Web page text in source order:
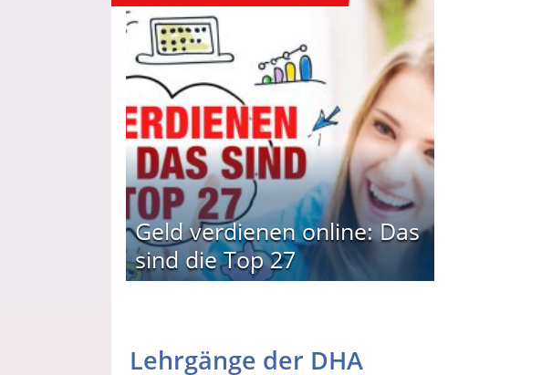
Geld verdienen online: Das
sind die Top 27
Lehrgänge der DHA